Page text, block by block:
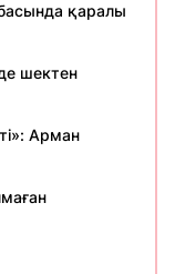
қаралы
шектен
Арман